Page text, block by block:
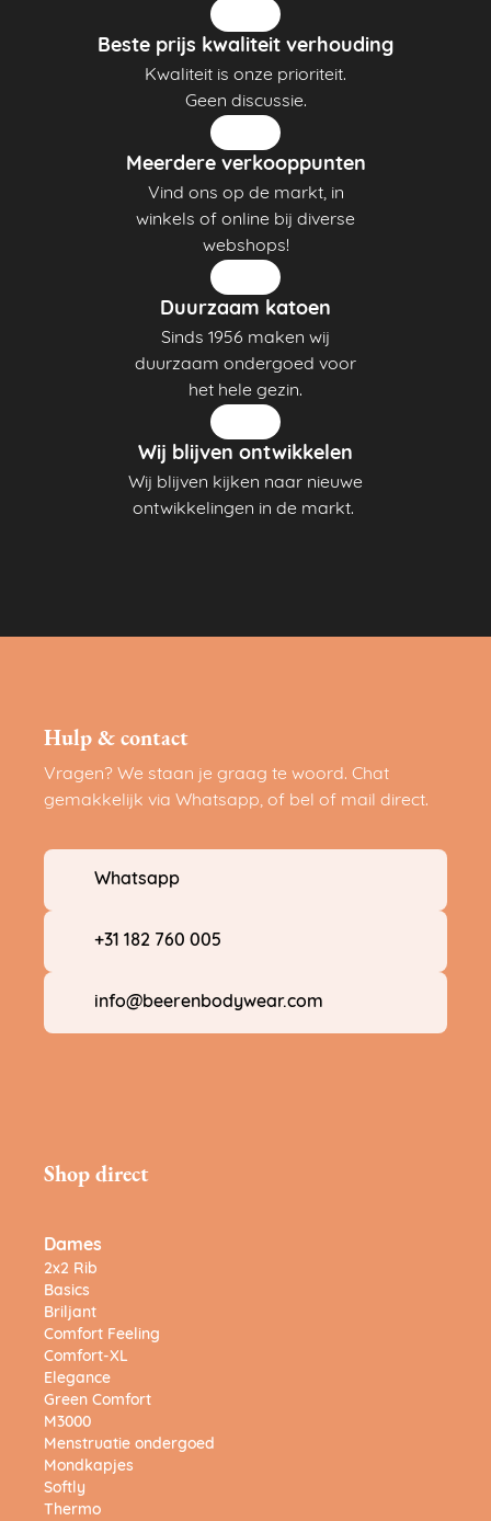
Beste prijs kwaliteit verhouding
Kwaliteit is onze prioriteit.
Geen discussie.
Meerdere verkooppunten
Vind ons op de markt, in
winkels of online bij diverse
webshops!
Duurzaam katoen
Sinds 1956 maken wij
duurzaam ondergoed voor
het hele gezin.
Wij blijven ontwikkelen
Wij blijven kijken naar nieuwe
ontwikkelingen in de markt.
Hulp & contact
Vragen? We staan je graag te woord. Chat
gemakkelijk via Whatsapp, of bel of mail direct.
Whatsapp
+31 182 760 005
info@beerenbodywear.com
Shop direct
Dames
2x2 Rib
Basics
Briljant
Comfort Feeling
Comfort-XL
Elegance
Green Comfort
M3000
Menstruatie ondergoed
Mondkapjes
Softly
Thermo